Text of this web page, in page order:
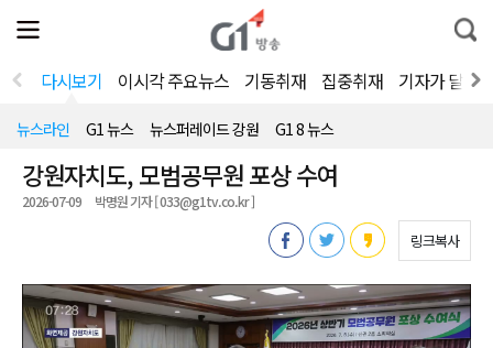
전
체
뉴
열
통
합
색
다시보기 이시각 주요뉴스 기동취재 집중취재 기자가 달려
뉴스라인 G1 뉴스 뉴스퍼레이드 강원 G1 8 뉴스
강원자치도, 모범공무원 포상 수여
2026-07-09 박명원 기자 [ 033@g1tv.co.kr ]
링크복사